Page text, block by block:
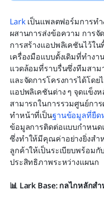
Lark เป็นแพลตฟอร์มการท
ผสานการส่งข้อความ การจั
การสร้างแอปพลิเคชันไว้ใ
เครื่องมือแบบดั้งเดิมที่ทำง
แวดล้อมที่ราบรื่นซึ่งทีมสาม
และจัดการโครงการได้โดย
แอปพลิเคชันต่าง ๆ จุดแข็ง
สามารถในการรวมศูนย์กา
ทำหน้าที่เป็นฐานข้อมูลที่ยืด
ข้อมูลการติดต่อแบบกำหนด
ซึ่งทำให้มีคุณค่าอย่างยิ่งส
ลูกค้าให้เป็นระเบียบพร้อม
ประสิทธิภาพระหว่างแผนก
📊 Lark Base: กลไกหลักส